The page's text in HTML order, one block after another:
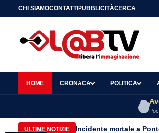
CHI SIAMOCONTATTIPUBBLICITÀCERCA
HOME CRONACA POLITICA
ULTIME NOTIZIE Incidente mortale a